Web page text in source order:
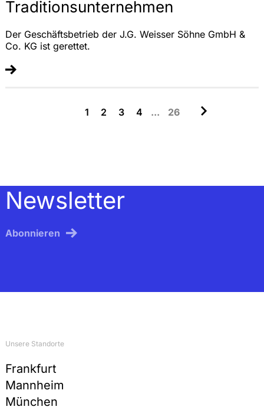
Traditionsunternehmen
Der Geschäftsbetrieb der J.G. Weisser Söhne GmbH &
Co. KG ist gerettet.
1 2 3 4 ... 26
Newsletter
Abonnieren
Unsere Standorte
Frankfurt
Mannheim
München